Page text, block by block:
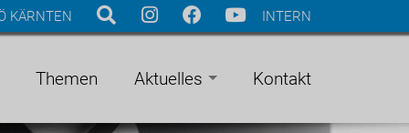
INTERN
KÄRNTEN
Themen Aktuelles Kontakt